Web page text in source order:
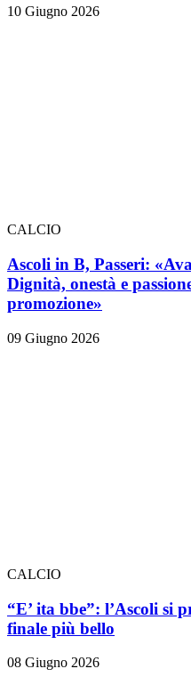
10 Giugno 2026
CALCIO
Ascoli in B, Passeri:
Dignità, onestà e
promozione»
09 Giugno 2026
CALCIO
“E’ ita bbe”: l’Ascoli si
finale più bello
08 Giugno 2026